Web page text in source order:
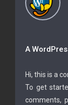
A
Hi, this is a
To get
comments,